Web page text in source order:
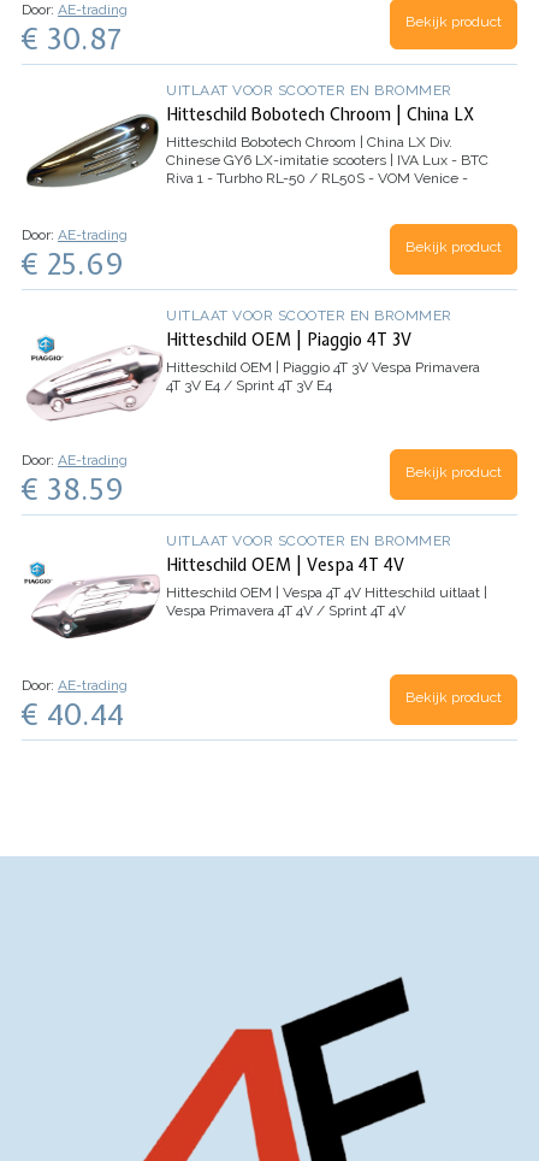
Door: AE-trading
€ 30.87 Bekijk product
UITLAAT VOOR SCOOTER EN BROMMER
Hitteschild Bobotech Chroom | China LX
Hitteschild Bobotech Chroom | China LX Div.
Chinese GY6 LX-imitatie scooters | IVA Lux - BTC
Riva 1 - Turbho RL-50 / RL50S - VOM Venice -
Door: AE-trading
€ 25.69 Bekijk product
UITLAAT VOOR SCOOTER EN BROMMER
Hitteschild OEM | Piaggio 4T 3V
Hitteschild OEM | Piaggio 4T 3V Vespa Primavera
4T 3V E4 / Sprint 4T 3V E4
Door: AE-trading
€ 38.59 Bekijk product
UITLAAT VOOR SCOOTER EN BROMMER
Hitteschild OEM | Vespa 4T 4V
Hitteschild OEM | Vespa 4T 4V Hitteschild uitlaat |
Vespa Primavera 4T 4V / Sprint 4T 4V
Door: AE-trading
€ 40.44 Bekijk product